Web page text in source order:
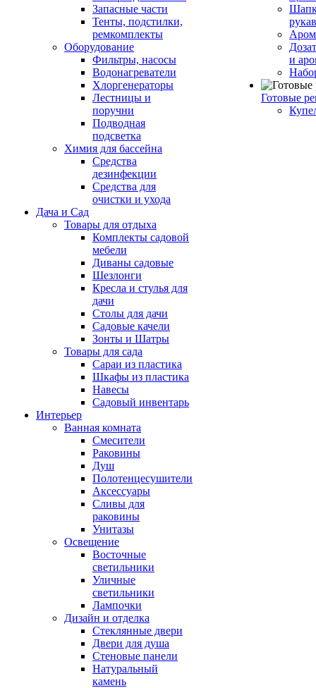
Запасные части
Тенты, подстилки,
ремкомплекты
Оборудование
Фильтры, насосы
Водонагреватели
Хлоргенераторы
Лестницы и
поручни
Подводная
подсветка
Химия для бассейна
Средства
дезинфекции
Средства для
очистки и ухода
Дача и Сад
Товары для отдыха
Комплекты садовой
мебели
Диваны садовые
Шезлонги
Кресла и стулья для
дачи
Столы для дачи
Садовые качели
Зонты и Шатры
Товары для сада
Сараи из пластика
Шкафы из пластика
Навесы
Садовый инвентарь
Интерьер
Ванная комната
Смесители
Раковины
Душ
Полотенцесушители
Аксессуары
Сливы для
раковины
Унитазы
Освещение
Восточные
светильники
Уличные
светильники
Лампочки
Дизайн и отделка
Стеклянные двери
Двери для душа
Стеновые панели
Натуральный
камень
и
Готовые